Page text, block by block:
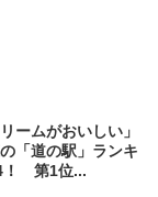
ームがおいしい」
「道の駅」ランキ
！ 第1位...